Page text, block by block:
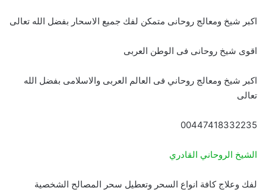
اكبر شيخ ومعالج روحانى متمكن لفك جميع الاسحار بفضل الله تعالى
اقوى شيخ روحانى فى الوطن العربى
اكبر شيخ ومعالج روحاني فى العالم العربى والاسلامى بفضل الله
تعالى
00447418332235
الشيخ الروحاني القادري
لفك وعلاج كافة انواع السحر وتعطيل سحر المصالح الشخصية